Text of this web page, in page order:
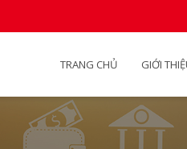
TRANG CHỦ GIỚI